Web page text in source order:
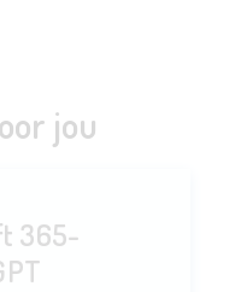
jou
365-